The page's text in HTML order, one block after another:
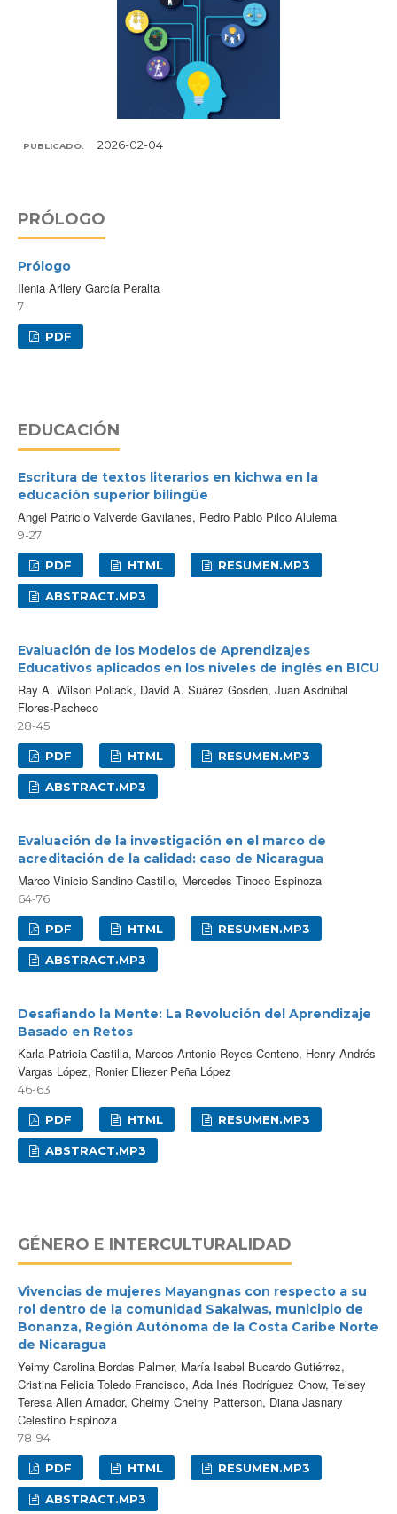
PUBLICADO: 2026-02-04
PRÓLOGO
Prólogo
Ilenia Arllery García Peralta
7
PDF
EDUCACIÓN
Escritura de textos literarios en kichwa en la
educación superior bilingüe
Angel Patricio Valverde Gavilanes, Pedro Pablo Pilco Alulema
9-27
PDF HTML RESUMEN.MP3
ABSTRACT.MP3
Evaluación de los Modelos de Aprendizajes
Educativos aplicados en los niveles de inglés en BICU
Ray A. Wilson Pollack, David A. Suárez Gosden, Juan Asdrúbal
Flores-Pacheco
28-45
PDF HTML RESUMEN.MP3
ABSTRACT.MP3
Evaluación de la investigación en el marco de
acreditación de la calidad: caso de Nicaragua
Marco Vinicio Sandino Castillo, Mercedes Tinoco Espinoza
64-76
PDF HTML RESUMEN.MP3
ABSTRACT.MP3
Desafiando la Mente: La Revolución del Aprendizaje
Basado en Retos
Karla Patricia Castilla, Marcos Antonio Reyes Centeno, Henry Andrés
Vargas López, Ronier Eliezer Peña López
46-63
PDF HTML RESUMEN.MP3
ABSTRACT.MP3
GÉNERO E INTERCULTURALIDAD
Vivencias de mujeres Mayangnas con respecto a su
rol dentro de la comunidad Sakalwas, municipio de
Bonanza, Región Autónoma de la Costa Caribe Norte
de Nicaragua
Yeimy Carolina Bordas Palmer, María Isabel Bucardo Gutiérrez,
Cristina Felicia Toledo Francisco, Ada Inés Rodríguez Chow, Teisey
Teresa Allen Amador, Cheimy Cheiny Patterson, Diana Jasnary
Celestino Espinoza
78-94
PDF HTML RESUMEN.MP3
ABSTRACT.MP3